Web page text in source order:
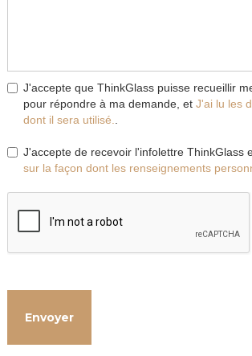
J'accepte que ThinkGlass puisse recueillir
pour répondre à ma demande, et J'ai lu les
dont il sera utilisé.
J'accepte de recevoir l'infolettre ThinkGlass
sur la façon dont les renseignements